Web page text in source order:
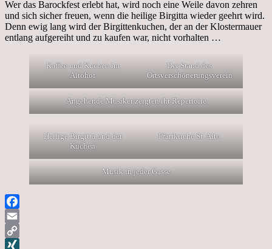
Wer das Barockfest erlebt hat, wird noch eine Weile davon zehren
und sich sicher freuen, wenn die heilige Birgitta wieder geehrt wird.
Denn ewig lang wird der Birgittenkuchen, der an der Klostermauer
entlang aufgereiht und zu kaufen war, nicht vorhalten …
Kaffee und Kuchen im
Altohof
Der Stand des
Ortsverschönerungsverein
Angehende Musiker zeigten ihr Repertoire
Heilige Birgitta und der
Kuchen
Pfarrkirche St. Alto
Musik in jeder Gasse
Facebook
Email
Copy